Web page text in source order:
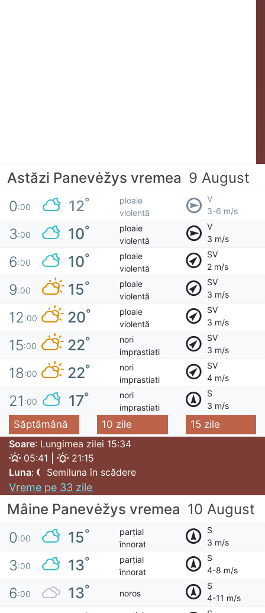
Astăzi Panevėžys vremea 9 August
0:00 12°
ploaie
violentă
V
3-6 m/s
3:00 10°
ploaie
violentă
V
3 m/s
6:00 10°
ploaie
violentă
SV
2 m/s
9:00 15°
ploaie
violentă
SV
3 m/s
12:00 20°
ploaie
violentă
SV
3 m/s
15:00 22°
nori
imprastiati
SV
3 m/s
18:00 22°
nori
imprastiati
SV
4 m/s
21 :00 17°
nori
imprastiati
S
3 m/s
Săptămână 10 zile
15 zile
Soare: Lungimea zilei 15:34
05:41 |
21:15
Luna: Semiluna în scădere
Vreme pe 33 zile
Mâine Panevėžys vremea 10 August
0:00 15°
parțial
înnorat
S
3 m/s
3:00 13°
parțial
înnorat
S
4-8 m/s
6:00 13° noros
S
4-11 m/s